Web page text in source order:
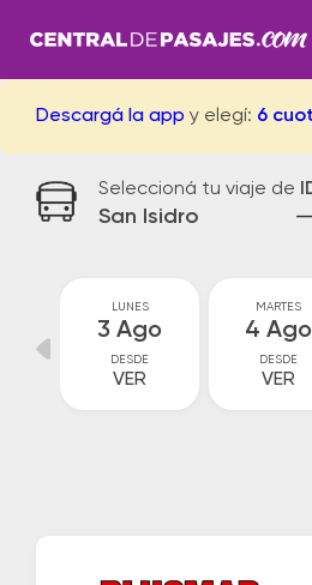
Descargá la app y elegí: 6
Seleccioná tu viaje de
San Isidro
LUNES
3 Ago
DESDE
VER
MARTES
4 Ago
DESDE
VER